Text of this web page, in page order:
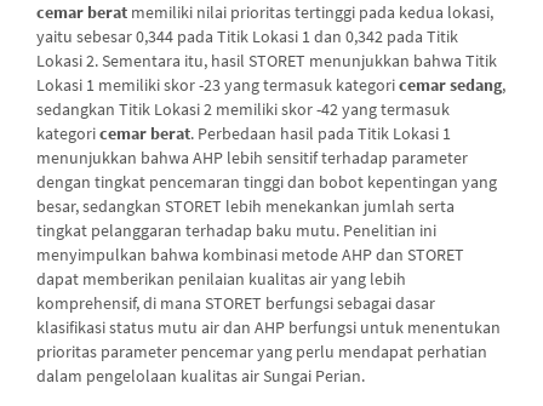
cemar berat memiliki nilai prioritas tertinggi pada kedua lokasi,
yaitu sebesar 0,344 pada Titik Lokasi 1 dan 0,342 pada Titik
Lokasi 2. Sementara itu, hasil STORET menunjukkan bahwa Titik
Lokasi 1 memiliki skor -23 yang termasuk kategoricemar sedang,
sedangkan Titik Lokasi 2 memiliki skor -42 yang termasuk
kategoricemar berat. Perbedaan hasil pada Titik Lokasi 1
menunjukkan bahwa AHP lebih sensitif terhadap parameter
dengan tingkat pencemaran tinggi dan bobot kepentingan yang
besar, sedangkan STORET lebih menekankan jumlah serta
tingkat pelanggaran terhadap baku mutu. Penelitian ini
menyimpulkan bahwa kombinasi metode AHP dan STORET
dapat memberikan penilaian kualitas air yang lebih
komprehensif, di mana STORET berfungsi sebagai dasar
klasifikasi status mutu air dan AHP berfungsi untuk menentukan
prioritas parameter pencemar yang perlu mendapat perhatian
dalam pengelolaan kualitas air Sungai Perian.